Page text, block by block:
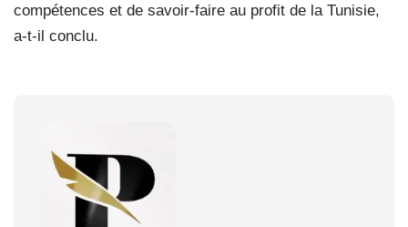
compétences et de savoir-faire au profit de la Tunisie,
a-t-il conclu.